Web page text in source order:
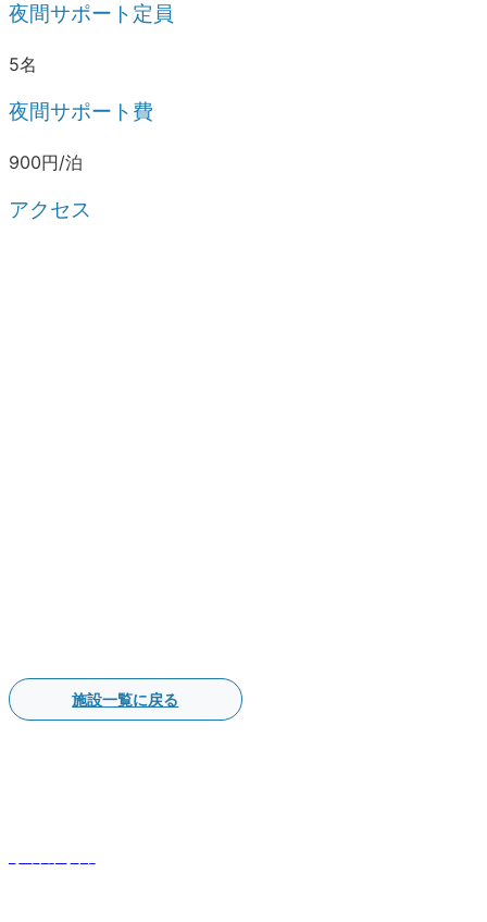
夜間サポート定員
5名
夜間サポート費
900円/泊
アクセス
施設一覧に戻る